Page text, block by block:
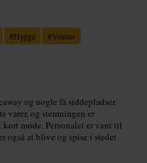
#Hygge #Venner
og nogle få siddepladser.
varer, og stemningen er
møde. Personalet er vant til
også at blive og spise i stedet